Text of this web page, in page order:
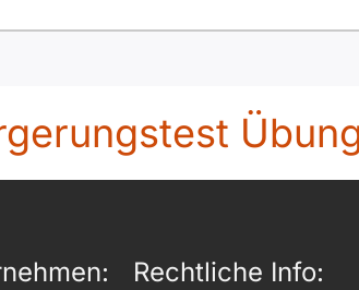
Rechtliche Info: